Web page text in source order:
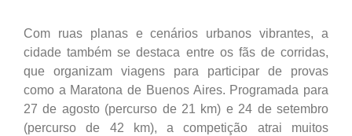
Com ruas planas e cenários urbanos vibrantes, a
cidade também se destaca entre os fãs de corridas,
que organizam viagens para participar de provas
como a Maratona de Buenos Aires. Programada para
27 de agosto (percurso de 21 km) e 24 de setembro
(percurso de 42 km), a competição atrai muitos